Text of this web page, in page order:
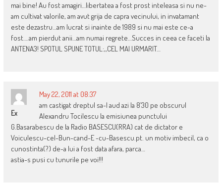
mai bine! Au fost amagiri…libertatea a fost prost inteleasa si nu ne-
am cultivat valorile, am avut grija de capra vecinului, in invatamant
este dezastru…am lucrat si inainte de 1989 si nu mai este ce-a
fost….am pierdut anii…am numai regrete…Succes in ceea ce faceti la
ANTENA3! SPOTUL SPUNE TOTUL:,,CEL MAI URMARIT…
Ex
May 22, 2011 at 08:37
am castigat dreptul sa-l aud azi la 8’30 pe obscurul
Alexandru Tocilescu la emisiunea punctului
G.Basarabescu de la Radio BASESCU(RRA) cat de dictator e
Voiculescu-cel-Bun-cand-E -cu-Basescu.pt. un motiv imbecil, ca o
cunostinta(?) de-a lui a fost data afara, parca…
astia-s pusi cu tunurile pe voi!!!